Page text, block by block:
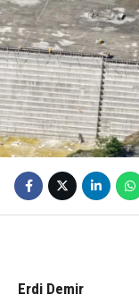
Erdi Demir